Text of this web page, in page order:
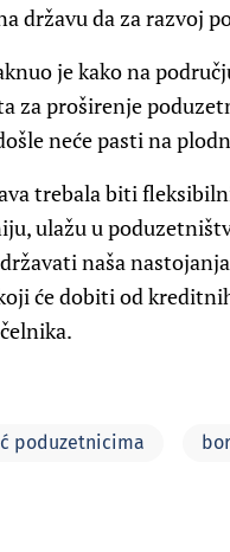
državu da za razvoj
je kako na
za proširenje
neće pasti na
trebala biti
ulažu u
naša
će dobiti od
poduzetnicima